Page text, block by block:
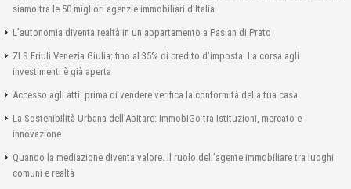
siamo tra le 50 migliori agenzie immobiliari d’Italia
L’autonomia diventa realtà in un appartamento a Pasian di Prato
ZLS Friuli Venezia Giulia: fino al 35% di credito d’imposta. La corsa agli
investimenti è già aperta
Accesso agli atti: prima di vendere verifica la conformità della tua casa
La Sostenibilità Urbana dell’Abitare: ImmobiGo tra Istituzioni, mercato e
innovazione
Quando la mediazione diventa valore. Il ruolo dell’agente immobiliare tra luoghi
comuni e realtà